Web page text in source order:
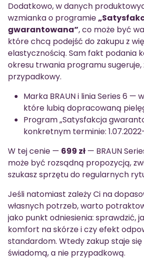
Dodatkowo, w danych
wzmianka o programie
gwarantowana”, co może być
które chcą podejść do zakupu z
elastycznością. Sam fakt podania
okresu trwania programu
przypadkowy.
Marka BRAUN i linia Series 6 —
które lubią dopracowaną
Program „Satysfakcja
konkretnym terminie:
W tej cenie — 699 zł — BRAUN
może być rozsądną propozycją,
szukasz sprzętu do regularnych
Jeśli natomiast zależy Ci na
własnych potrzeb, warto
jako punkt odniesienia: sprawdzić,
komfort na skórze i czy efekt
standardom. Wtedy zakup staje
świadomą, a nie przypadkową.